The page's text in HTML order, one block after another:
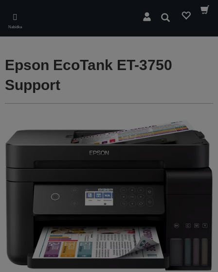
main
content
Nabídka
Hledat
Epson EcoTank ET-3750
Support